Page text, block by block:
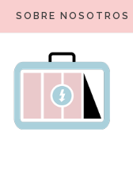
SOBRE NOSOTROS
No me
Un blog para viajeros